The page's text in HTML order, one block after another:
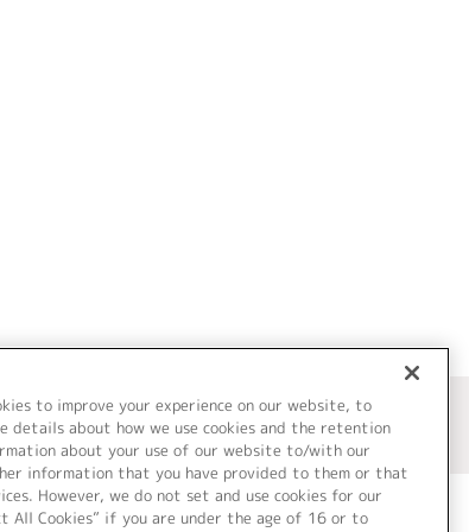
to improve your experience on our website, to
details about how we use cookies and the retention
about your use of our website to/with our
information that you have provided to them or that
However, we do not set and use cookies for our
All Cookies” if you are under the age of 16 or to